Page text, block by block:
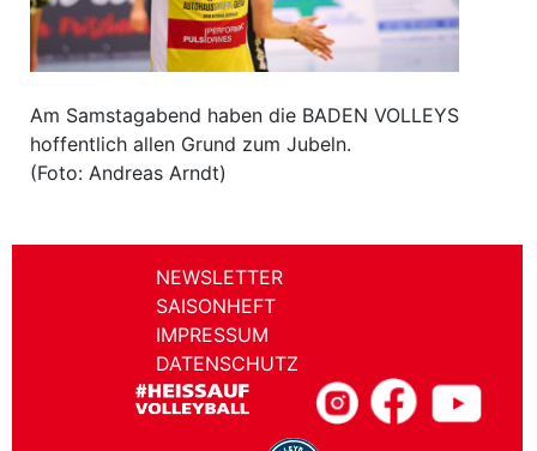
Am Samstagabend haben die BADEN VOLLEYS
hoffentlich allen Grund zum Jubeln.
(Foto: Andreas Arndt)
NEWSLETTER
SAISONHEFT
IMPRESSUM
DATENSCHUTZ